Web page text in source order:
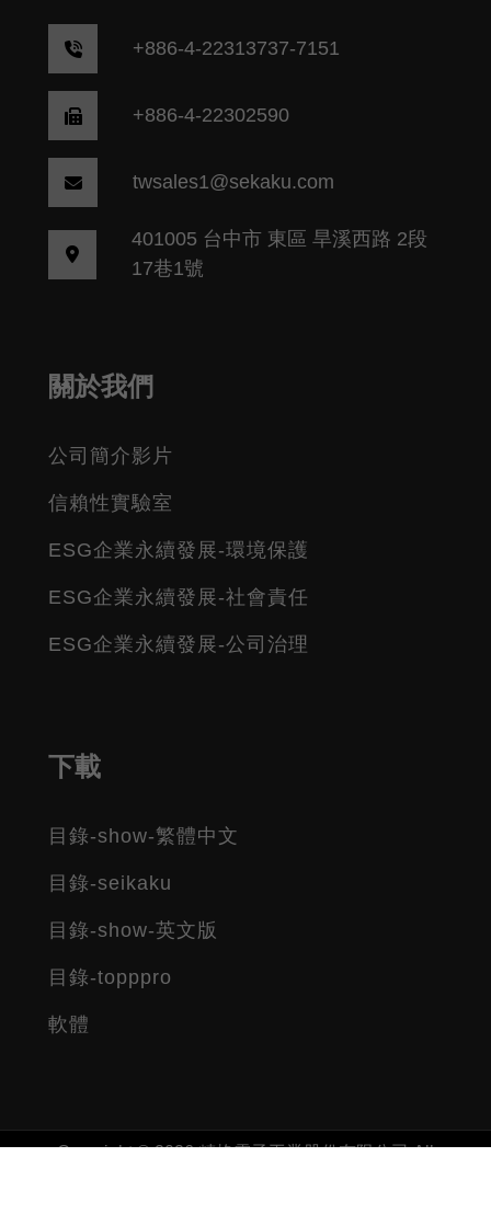
+886-4-22313737-7151
+886-4-22302590
twsales1@sekaku.com
401005 台中市 東區 旱溪西路 2段
17巷1號
關於我們
公司簡介影片
信賴性實驗室
ESG企業永續發展-環境保護
ESG企業永續發展-社會責任
ESG企業永續發展-公司治理
下載
目錄-show-繁體中文
目錄-seikaku
目錄-show-英文版
目錄-topppro
軟體
Copyright © 2026 精格電子工業股份有限公司 All